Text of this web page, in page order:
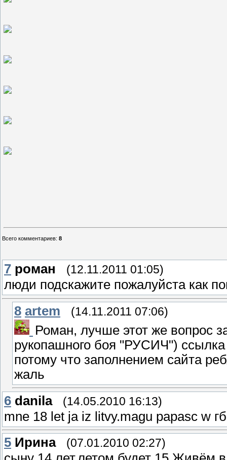
Всего комментариев: 8
7 роман (12.11.2011 01:05)
люди подскажите пожалуйста как
8 artem (14.11.2011 07:06)
Роман, лучше этот же вопрос
рукопашного боя "РУСИЧ")
потому что заполнением сайта
жаль
6 danila (14.05.2010 16:13)
mne 18 let ja iz litvy.magu papasc w
5 Ирина (07.01.2010 02:27)